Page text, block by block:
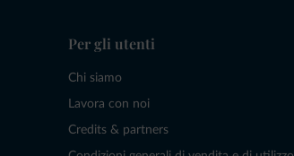
Per gli utenti
Chi siamo
Lavora con noi
Credits & partners